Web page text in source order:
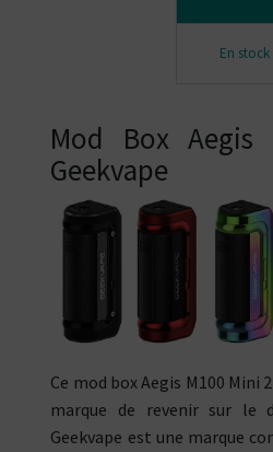
En stock
Mod Box Aegis
Geekvape
Ce mod box Aegis M100 Mini
marque de revenir sur le
Geekvape est une marque